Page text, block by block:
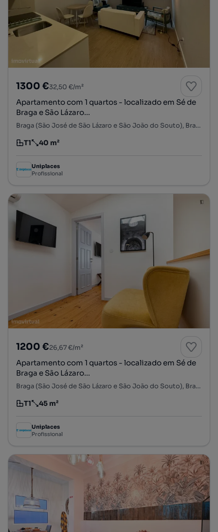
1300 €32,50 €/m²
Apartamento com 1 quartos - localizado em Sé de
Braga e São Lázaro...
Braga (São José de São Lázaro e São João do Souto), Braga, Braga
Tipologia
T1
Preço por metro quadrado
40 m²
Uniplaces
Profissional
1200 €26,67 €/m²
Apartamento com 1 quartos - localizado em Sé de
Braga e São Lázaro...
Braga (São José de São Lázaro e São João do Souto), Braga, Braga
Tipologia
T1
Preço por metro quadrado
45 m²
Uniplaces
Profissional